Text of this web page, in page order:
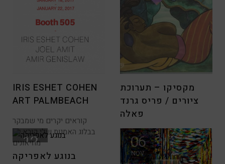
IRIS ESHET COHEN
ART PALMBEACH
קוראים יקרים מי שמבקר
בבלוג האמנות שלי קורא על
מוזיאונים
מקסיקו – תערוכת
ציורים / פריס גרנד
פאלה
שנת 2017 החלה וכבר ישנן
מספר תערוכות מדהימות וכמו
תמיד
12
DEC
בנוגע לאפריקה
06
NOV